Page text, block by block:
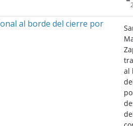
al